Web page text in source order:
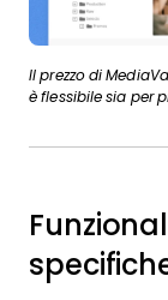
Il prezzo di
è flessibile sia per